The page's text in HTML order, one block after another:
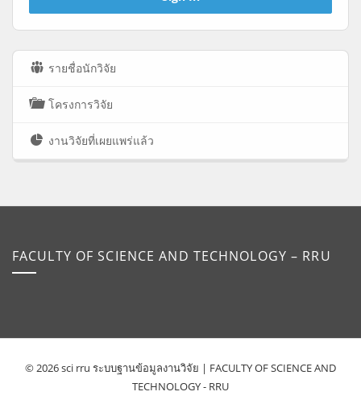
รายชื่อนักวิจัย
โครงการวิจัย
งานวิจัยที่เผยแพร่แล้ว
FACULTY OF SCIENCE AND TECHNOLOGY – RRU
© 2026 sci rru ระบบฐานข้อมูลงานวิจัย | FACULTY OF SCIENCE AND
TECHNOLOGY - RRU